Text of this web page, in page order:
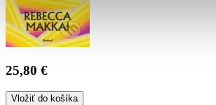
25,80 €
Vložiť do košíka